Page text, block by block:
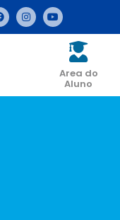
Area do
Aluno